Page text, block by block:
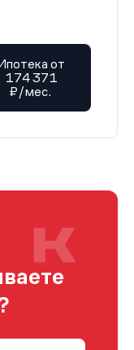
от
174 371
₽/мес.